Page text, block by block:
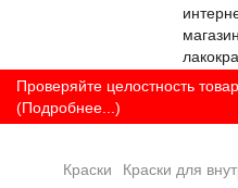
Проверяйте целостность
(Подробнее...)
Краски Краски для